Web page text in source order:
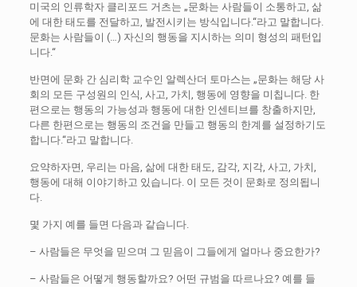
미국의 인류학자 클리포드 거츠는 „문화는 사람들이 소통하고, 삶
에 대한 태도를 전달하고, 발전시키는 방식입니다.“라고 말합니다.
문화는 사람들이 (…) 자신의 행동을 지시하는 의미 형성의 패턴입
니다.“
반면에 문화 간 심리학 교수인 알렉산더 토마스는 „문화는 해당 사
회의 모든 구성원의 인식, 사고, 가치, 행동에 영향을 미칩니다. 한
편으로는 행동의 가능성과 행동에 대한 인센티브를 창출하지만,
다른 한편으로는 행동의 조건을 만들고 행동의 한계를 설정하기도
합니다.“라고 말합니다.
요약하자면, 우리는 마음, 삶에 대한 태도, 감각, 지각, 사고, 가치,
행동에 대해 이야기하고 있습니다. 이 모든 것이 문화로 정의됩니
다.
몇 가지 예를 들면 다음과 같습니다.
– 사람들은 무엇을 믿으며 그 믿음이 그들에게 얼마나 중요한가?
– 사람들은 어떻게 행동할까요? 어떤 규범을 따르나요? 예를 들